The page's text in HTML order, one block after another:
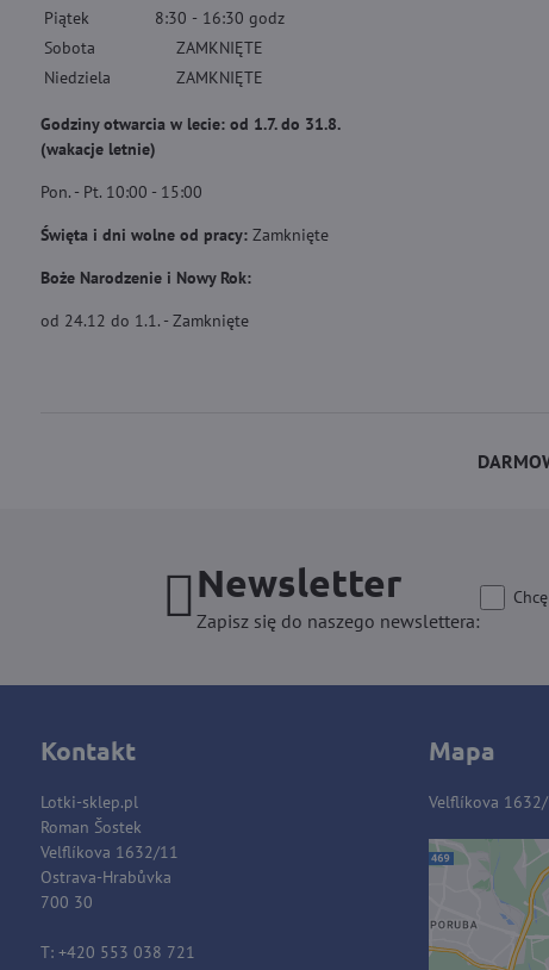
Piątek
8:30 - 16:30 godz
Sobota
ZAMKNIĘTE
Niedziela
ZAMKNIĘTE
Godziny otwarcia w lecie: od 1.7. do 31.8.
(wakacje letnie)
Pon. - Pt. 10:00 - 15:00
Święta i dni wolne od pracy:Zamknięte
Boże Narodzenie i Nowy Rok:
od 24.12 do 1.1. - Zamknięte
Newsletter
Zapisz się do naszego newslettera:
Kontakt
Lotki-sklep.pl
Roman Šostek
Velflíkova 1632/11
Ostrava-Hrabůvka
700 30
T: +420 553 038 721
Mapa
Velflíkova